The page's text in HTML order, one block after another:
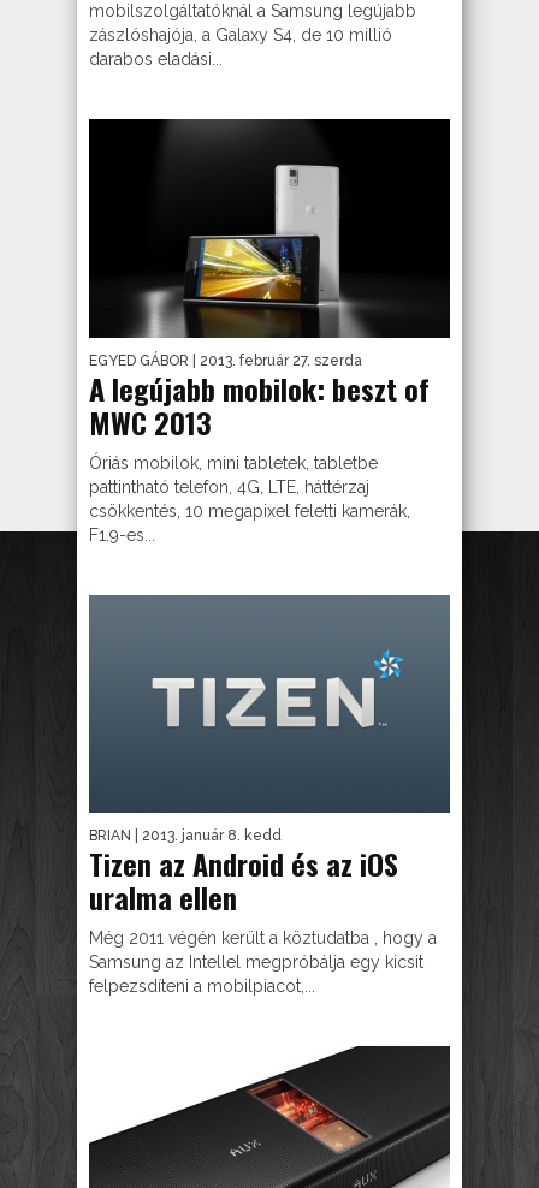
mobilszolgáltatóknál a Samsung legújabb
zászlóshajója, a Galaxy S4, de 10 millió
darabos eladási...
EGYED GÁBOR | 2013. február 27. szerda
A legújabb mobilok: beszt of
MWC 2013
Óriás mobilok, mini tabletek, tabletbe
pattintható telefon, 4G, LTE, háttérzaj
csökkentés, 10 megapixel feletti kamerák,
F1.9-es...
BRIAN | 2013. január 8. kedd
Tizen az Android és az iOS
uralma ellen
Még 2011 végén került a köztudatba , hogy a
Samsung az Intellel megpróbálja egy kicsit
felpezsdíteni a mobilpiacot,...